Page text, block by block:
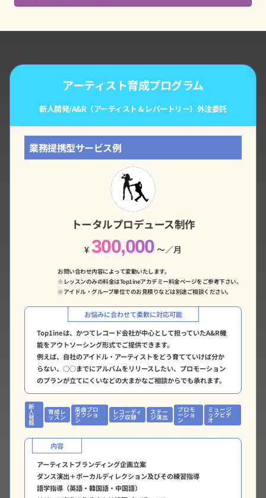
アーティスト育成プログラム
新人開発/A&R（アーティスト & レパートリー）外注委託
業務提携型サービス例
トータルプロデュース制作
¥ 300,000 〜／月
お問い合わせ内容によって変動いたします。
※レッスンのみの料金はTop1ineアカデミー料金ページをご参考下さい。
※アイドル・グループ単位でのお見積りなどは別途ご相談ください。
お悩みに合わせて柔軟に対応可能
Top1ineは、かつてレコード会社が中心として担っていたA&R機
能をアウトソーシング形式でご提供できます。
例えば、自社のアイドル・アーティストをどう育てていけば分か
らない、○○までにアルバムをリリースしたい、プロモーション
のプランが立てにくいなどの大まかなご相談からでも承れます。
新
人
発
掘
育成レ
ッスン
楽曲プロ
ダクショ
ン
レコーディ
ング収録
ステー
ジ演出
プロモ
ーショ
ン
ミュージ
ックビデ
オ
内容
アーティストブランディング企画立案
ダンス演出＋ボーカルディレクション及びその練習指導
語学指導（英語・韓国語・中国語）